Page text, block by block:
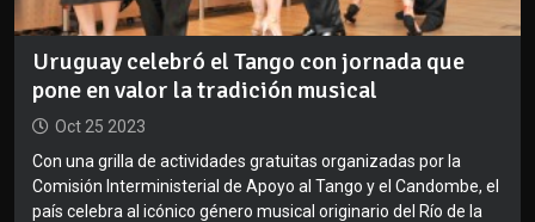
Uruguay celebró el Tango con jornada que
pone en valor la tradición musical
Oct 25 2023
Con una grilla de actividades gratuitas organizadas por la
Comisión Interministerial de Apoyo al Tango y el Candombe, el
país celebra al icónico género musical originario del Río de la